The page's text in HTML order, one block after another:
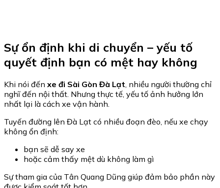
Sự ổn định khi di chuyển – yếu tố
quyết định bạn có mệt hay không
Khi nói đến xe đi Sài Gòn Đà Lạt, nhiều người thường chỉ
nghĩ đến nội thất. Nhưng thực tế, yếu tố ảnh hưởng lớn
nhất lại là cách xe vận hành.
Tuyến đường lên Đà Lạt có nhiều đoạn đèo, nếu xe chạy
không ổn định:
bạn sẽ dễ say xe
hoặc cảm thấy mệt dù không làm gì
Sự tham gia của Tân Quang Dũng giúp đảm bảo phần này